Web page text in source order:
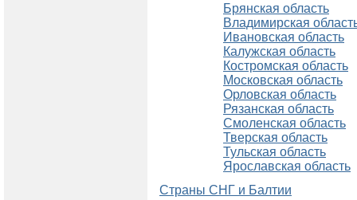
Брянская область
Владимирская
Ивановская область
Калужская область
Костромская область
Московская область
Орловская область
Рязанская область
Смоленская область
Тверская область
Тульская область
Ярославская область
Страны СНГ и Балтии